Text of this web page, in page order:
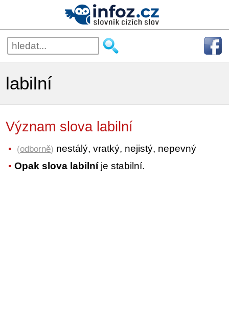
labilní
Význam slova labilní
(odborně) nestálý, vratký, nejistý, nepevný
Opak slova labilníje stabilní.